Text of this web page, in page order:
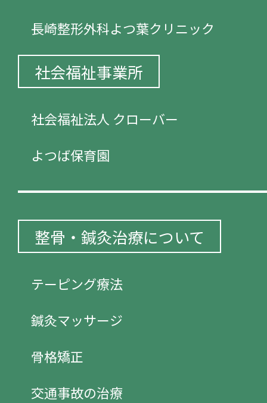
長崎整形外科よつ葉クリニック
社会福祉事業所
社会福祉法人 クローバー
よつば保育園
整骨・鍼灸治療について
テーピング療法
鍼灸マッサージ
骨格矯正
交通事故の治療